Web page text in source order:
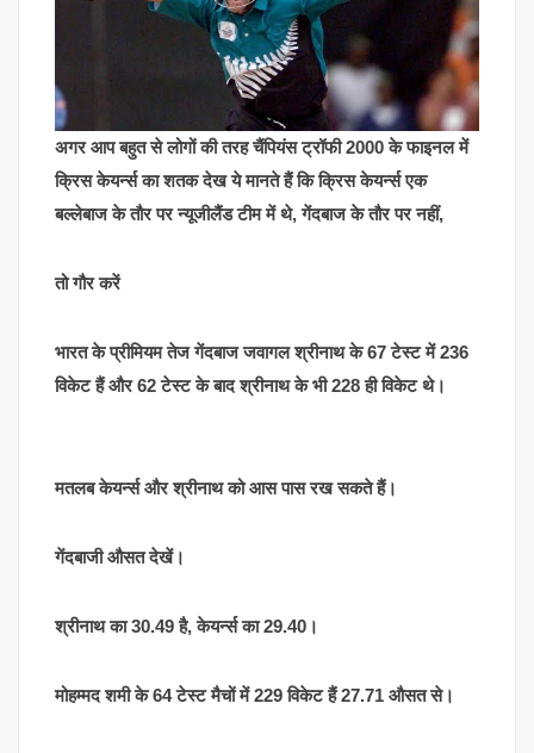
अगर आप बहुत से लोगों की तरह चैंपियंस ट्रॉफी 2000 के फाइनल में
क्रिस केयर्न्स का शतक देख ये मानते हैं कि क्रिस केयर्न्स एक
बल्लेबाज के तौर पर न्यूजीलैंड टीम में थे, गेंदबाज के तौर पर नहीं,
तो गौर करें
भारत के प्रीमियम तेज गेंदबाज जवागल श्रीनाथ के 67 टेस्ट में 236
विकेट हैं और 62 टेस्ट के बाद श्रीनाथ के भी 228 ही विकेट थे।
मतलब केयर्न्स और श्रीनाथ को आस पास रख सकते हैं।
गेंदबाजी औसत देखें।
श्रीनाथ का 30.49 है, केयर्न्स का 29.40।
मोहम्मद शमी के 64 टेस्ट मैचों में 229 विकेट हैं 27.71 औसत से।